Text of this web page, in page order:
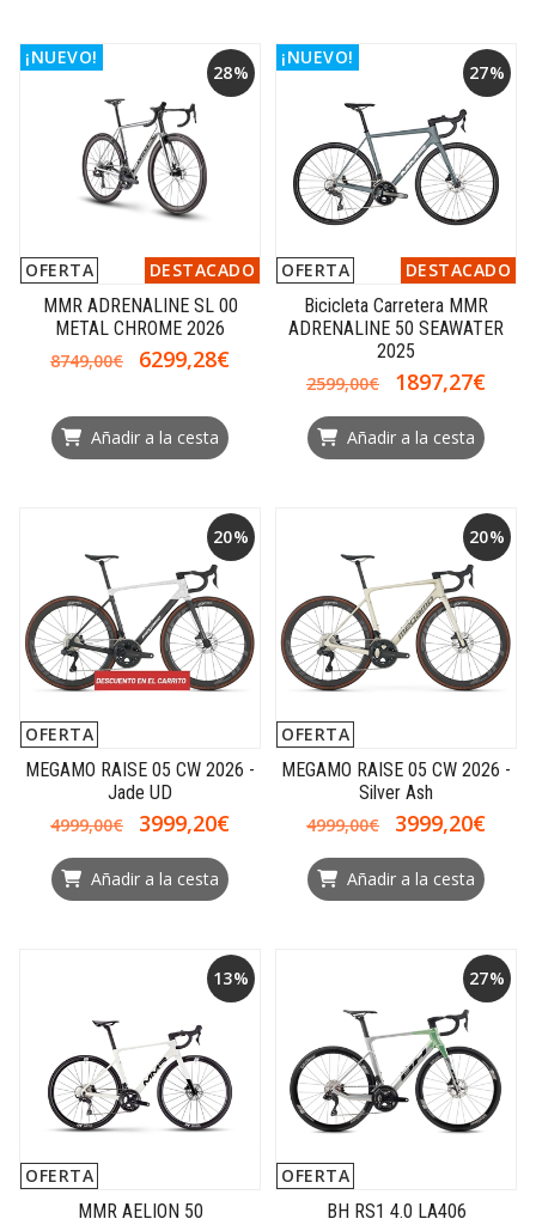
28%
OFERTA DESTACADO
¡NUEVO!
MMR ADRENALINE SL 00
METAL CHROME 2026
8749,00€
6299,28€
Añadir a la cesta
27%
OFERTA DESTACADO
¡NUEVO!
Bicicleta Carretera MMR
ADRENALINE 50 SEAWATER
2025
2599,00€
1897,27€
Añadir a la cesta
20%
OFERTA
MEGAMO RAISE 05 CW 2026 -
Jade UD
4999,00€
3999,20€
Añadir a la cesta
20%
OFERTA
MEGAMO RAISE 05 CW 2026 -
Silver Ash
4999,00€
3999,20€
Añadir a la cesta
13%
OFERTA
MMR AELION 50
27%
OFERTA
BH RS1 4.0 LA406